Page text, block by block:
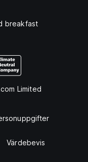
breakfast
Limited
Värdebevis